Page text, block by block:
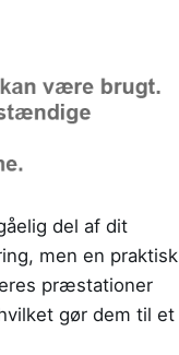
del af dit
men en praktisk
præstationer
gør dem til et